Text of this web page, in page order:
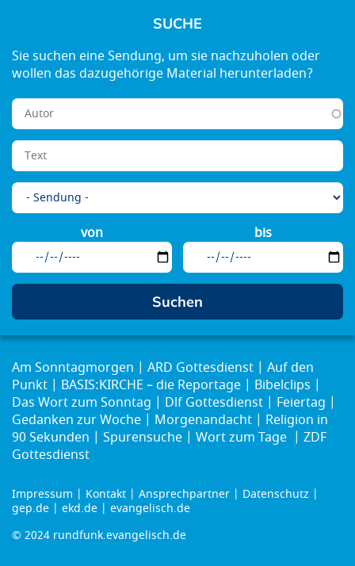
SUCHE
von bis
Am Sonntagmorgen ARD Gottesdienst
Auf den
Punkt
BASIS:KIRCHE – die Reportage
Bibelclips
Das Wort zum Sonntag
Dlf Gottesdienst
Feiertag
Gedanken zur Woche
Morgenandacht
Religion in
90 Sekunden
Spurensuche Wort zum Tage
ZDF
Gottesdienst
Footer
menu
Impressum Kontakt Ansprechpartner
Datenschutz
gep.de
ekd.de
evangelisch.de
© 2024 rundfunk.evangelisch.de